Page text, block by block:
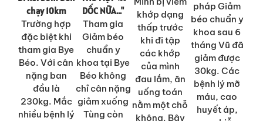
chạy 10km
Trường hợp
đặc biệt khi
tham gia Bye
Béo. Với cân
nặng ban
đầu là
230kg. Mắc
nhiều bệnh lý
DỐC NỮA..."
Tham gia
Giảm béo
chuẩn y
khoa tại Bye
Béo không
chỉ cân nặng
giảm xuống
Tùng còn
khớp dạng
thấp trước
khi đi tập
các khớp
của mình
đau lắm, ăn
uống toán
nằm một chỗ
không. Bây
pháp Giảm
béo chuẩn y
khoa sau 6
tháng Vũ đã
giảm được
30kg. Các
bệnh lý mỡ
máu, cao
huyết áp,